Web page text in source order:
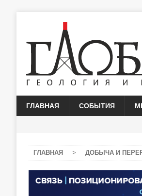
ГЛАВНАЯ СОБЫТИЯ
ГЛАВНАЯ > ДОБЫЧА И